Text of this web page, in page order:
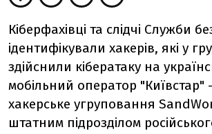
Кіберфахівці та слідчі Служби
ідентифікували хакерів, які у
здійснили кібератаку на
мобільний оператор "Київстар"
хакерське угруповання
штатним підрозділом